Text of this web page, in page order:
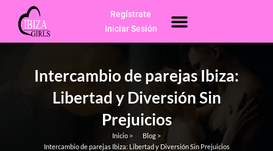
contenido
Menú
Regístrate
Iniciar Sesión
Intercambio de parejas Ibiza:
Libertad y Diversión Sin
Prejuicios
Inicio >
Blog >
Intercambio de parejas Ibiza: Libertad y Diversión Sin Prejuicios